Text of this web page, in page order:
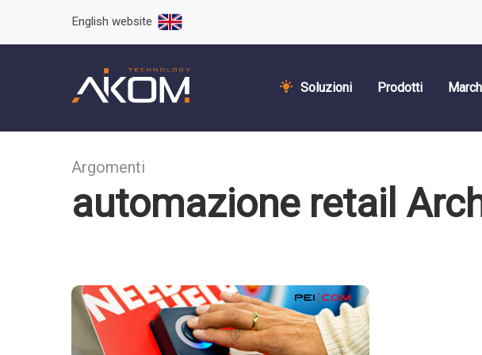
English website
Soluzioni Prodotti
Argomenti
automazione retail